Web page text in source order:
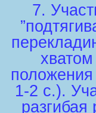
7.
1-2 с.).
разгибая